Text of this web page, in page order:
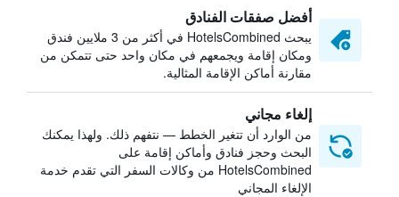
أفضل صفقات الفنادق
يبحث HotelsCombined في أكثر من 3 ملايين فندق
ومكان إقامة ويجمعهم في مكان واحد حتى تتمكن من
مقارنة أماكن الإقامة المثالية.
إلغاء مجاني
من الوارد أن تتغير الخطط — نتفهم ذلك. ولهذا يمكنك
البحث وحجز فنادق وأماكن إقامة على
HotelsCombined من وكالات السفر التي تقدم خدمة
الإلغاء المجاني